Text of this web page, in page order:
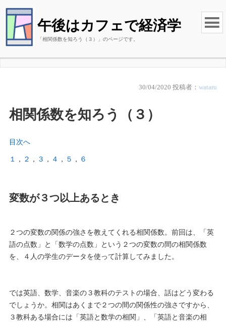
午後はカフェで経済学
「相関係数を知ろう（３）」のページです。
30/04/2020 投稿者：wataru
相関係数を知ろう（３）
目次へ
１ ， ２ ， ３ ， ４ ， ５ ， ６
変数が３つ以上あるとき
２つの変数の関係の強さを教えてくれる相関係数。前回は、「英
語の点数」と「数学の点数」という２つの変数の間の相関係数
を、４人の学生のデータを使って計算してみました。
では英語、数学、音楽の３教科のテストの場合、話はどう変わる
でしょうか。相関はあくまで２つの間の関係性の強さですから、
３教科ある場合には「英語と数学の相関」、「英語と音楽の相